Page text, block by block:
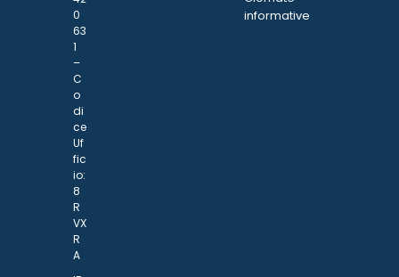
0
63
1
–
C
o
di
ce
Uf
fic
io:
8
R
VX
R
A
informative